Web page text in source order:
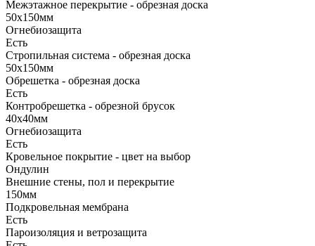
Межэтажное перекрытие - обрезная доска
50х150мм
Огнебиозащита
Есть
Стропильная система - обрезная доска
50х150мм
Обрешетка - обрезная доска
Есть
Контробрешетка - обрезной брусок
40х40мм
Огнебиозащита
Есть
Кровельное покрытие - цвет на выбор
Ондулин
Внешние стены, пол и перекрытие
150мм
Подкровельная мембрана
Есть
Пароизоляция и ветрозащита